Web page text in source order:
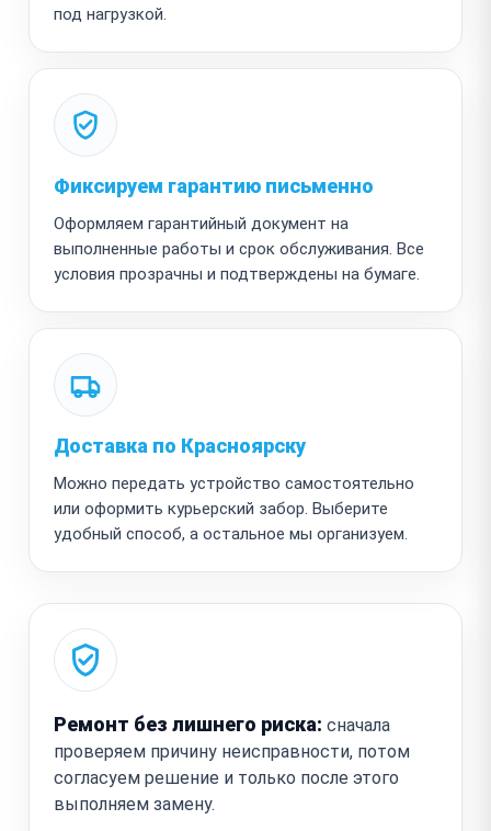
под нагрузкой.
Фиксируем гарантию письменно
Оформляем гарантийный документ на
выполненные работы и срок обслуживания. Все
условия прозрачны и подтверждены на бумаге.
Доставка по Красноярску
Можно передать устройство самостоятельно
или оформить курьерский забор. Выберите
удобный способ, а остальное мы организуем.
Ремонт без лишнего риска: сначала
проверяем причину неисправности, потом
согласуем решение и только после этого
выполняем замену.